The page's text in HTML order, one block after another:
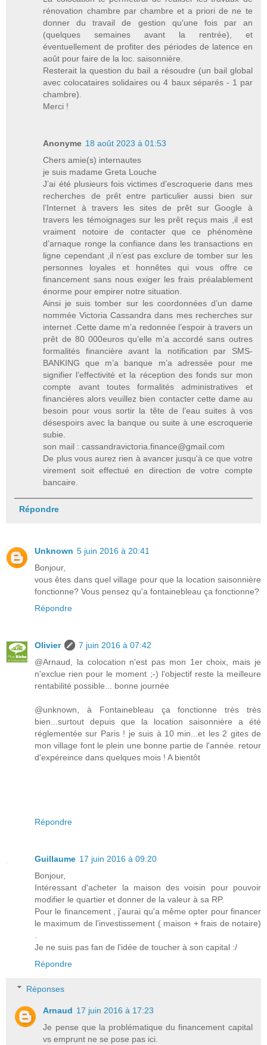
rénovation chambre par chambre et a priori de ne te
donner du travail de gestion qu'une fois par an
(quelques semaines avant la rentrée), et
éventuellement de profiter des périodes de latence en
août pour faire de la loc. saisonnière.
Resterait la question du bail a résoudre (un bail global
avec colocataires solidaires ou 4 baux séparés - 1 par
chambre).
Merci !
Anonyme 18 août 2023 à 01:53
Chers amie(s) internautes
je suis madame Greta Louche
J’ai été plusieurs fois victimes d’escroquerie dans mes
recherches de prêt entre particulier aussi bien sur
l’Internet à travers les sites de prêt sur Google à
travers les témoignages sur les prêt reçus mais ,il est
vraiment notoire de contacter que ce phénomène
d’arnaque ronge la confiance dans les transactions en
ligne cependant ,il n’est pas exclure de tomber sur les
personnes loyales et honnêtes qui vous offre ce
financement sans nous exiger les frais préalablement
énorme pour empirer notre situation.
Ainsi je suis tomber sur les coordonnées d’un dame
nommée Victoria Cassandra dans mes recherches sur
internet .Cette dame m’a redonnée l’espoir à travers un
prêt de 80 000euros qu’elle m’a accordé sans outres
formalités financière avant la notification par SMS-
BANKING que m’a banque m’a adressée pour me
signifier l’effectivité et la réception des fonds sur mon
compte avant toutes formalités administratives et
financières alors veuillez bien contacter cette dame au
besoin pour vous sortir la tête de l’eau suites à vos
désespoirs avec la banque ou suite à une escroquerie
subie.
son mail : cassandravictoria.finance@gmail.com
De plus vous aurez rien à avancer jusqu'à ce que votre
virement soit effectué en direction de votre compte
bancaire.
Répondre
Unknown 5 juin 2016 à 20:41
Bonjour,
vous êtes dans quel village pour que la location saisonnière
fonctionne? Vous pensez qu'a fontainebleau ça fonctionne?
Répondre
Olivier
7 juin 2016 à 07:42
@Arnaud, la colocation n'est pas mon 1er choix, mais je
n'exclue rien pour le moment ;-) l'objectif reste la meilleure
rentabilité possible... bonne journée
@unknown, à Fontainebleau ça fonctionne très très
bien...surtout depuis que la location saisonnière a été
réglementée sur Paris ! je suis à 10 min...et les 2 gites de
mon village font le plein une bonne partie de l'année. retour
d'expéreince dans quelques mois ! A bientôt
Répondre
Guillaume 17 juin 2016 à 09:20
Bonjour,
Intéressant d'acheter la maison des voisin pour pouvoir
modifier le quartier et donner de la valeur à sa RP.
Pour le financement , j'aurai qu'a même opter pour financer
le maximum de l'investissement ( maison + frais de notaire)
Je ne suis pas fan de l'idée de toucher à son capital :/
Répondre
Réponses
Arnaud 17 juin 2016 à 17:23
Je pense que la problématique du financement capital
vs emprunt ne se pose pas ici.